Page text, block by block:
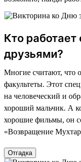
Кто работает
друзьями?
Многие считают, что
факультеты. Этот
на человеческий и
хороший мальчик. А
хорошие фильмы, он
«Возвращение
Отгадка